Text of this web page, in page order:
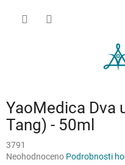
YaoMedica Dva
Tang) - 50ml
3791
Průměrné
Neohodnoceno Podrobnosti